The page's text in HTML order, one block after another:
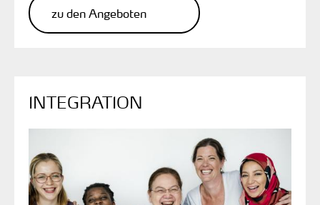
zu den Angeboten
INTEGRATION